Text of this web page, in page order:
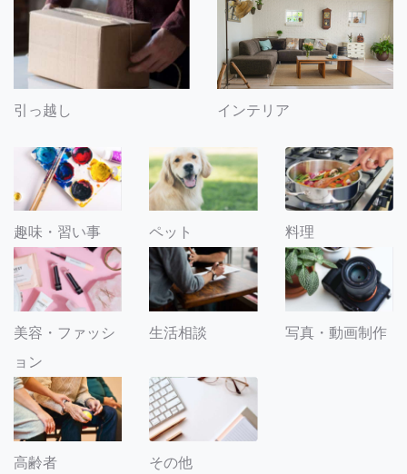
引っ越し インテリア
趣味・習い事 ペット 料理
美容・ファッシ
ョン
生活相談 写真・動画制作
高齢者 その他